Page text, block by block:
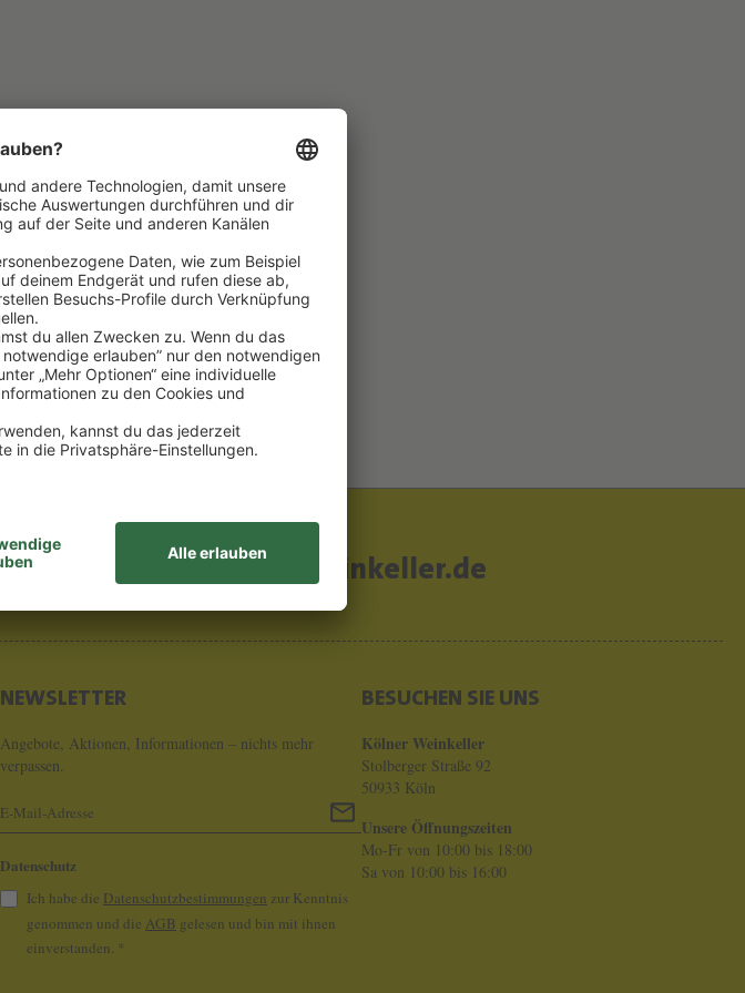
info@koelner-weinkeller.de
NEWSLETTER
Angebote, Aktionen, Informationen – nichts mehr
verpassen.
Datenschutz
Ich habe die Datenschutzbestimmungen zur Kenntnis
genommen und die AGB gelesen und bin mit ihnen
einverstanden. *
BESUCHEN SIE UNS
Kölner Weinkeller
Stolberger Straße 92
50933 Köln
Unsere Öffnungszeiten
Mo-Fr von 10:00 bis 18:00
Sa von 10:00 bis 16:00